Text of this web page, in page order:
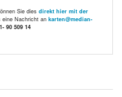
Sie dies direkt hier mit der
eine Nachricht an karten@median-
90 509 14